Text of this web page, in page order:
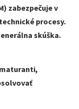
zabezpečuje v
procesy.
skúška.